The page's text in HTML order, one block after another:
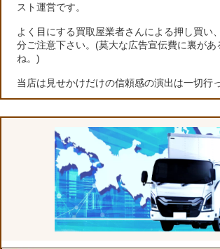
スト運営です。
よく目にする買取屋業者さんによる押し買い
分ご注意下さい。(莫大な広告宣伝費に裏があ
ね。)
当店は見せかけだけの信頼感の演出は一切行